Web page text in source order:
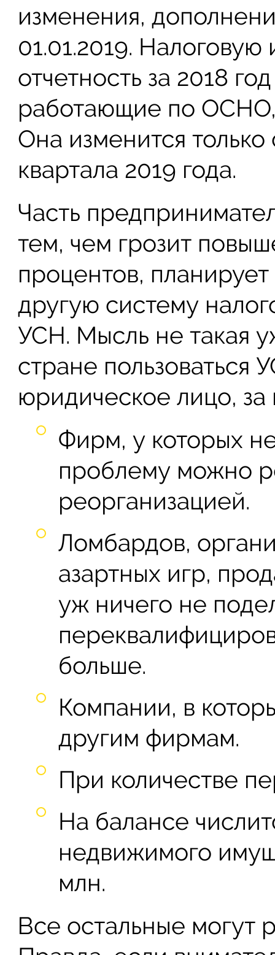
изменения,
01.01.2019. Налоговую
отчетность за 2018
работающие по
Она изменится
квартала 2019 года.
Часть
тем, чем грозит
процентов,
другую систему
УСН. Мысль не такая
стране
юридическое лицо,
Фирм, у которых
проблему можно
реорганизацией.
Ломбардов,
азартных игр,
уж ничего не
больше.
Компании, в
другим фирмам.
При количестве
На балансе
недвижимого
млн.
Все остальные могут